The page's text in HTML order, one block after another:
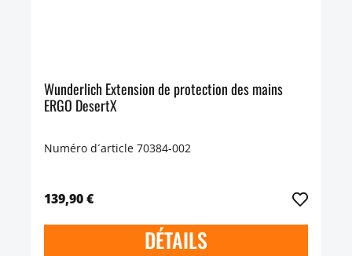
Wunderlich Extension de protection des mains
ERGO DesertX
Numéro d´article 70384-002
139,90 €
DÉTAILS